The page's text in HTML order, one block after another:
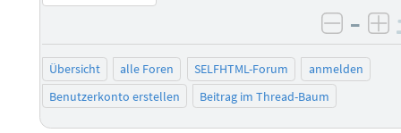
–
Übersicht alle Foren SELFHTML-Forum
anmelden
Benutzerkonto erstellen
Beitrag im Thread-Baum